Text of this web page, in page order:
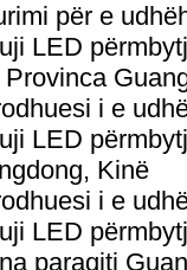
për e
LED
Provinca
i e
LED
Kinë
i e
LED
paraqiti